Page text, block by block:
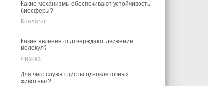
Какие механизмы обеспечивают устойчивость
биосферы?
Биология
Какие явления подтверждают движение
молекул?
Физика
Для чего служат цисты одноклеточных
животных?